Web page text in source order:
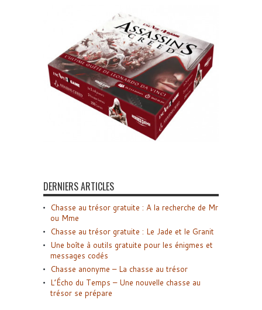
DERNIERS ARTICLES
Chasse au trésor gratuite : A la recherche de Mr
ou Mme
Chasse au trésor gratuite : Le Jade et le Granit
Une boîte à outils gratuite pour les énigmes et
messages codés
Chasse anonyme – La chasse au trésor
L’Écho du Temps – Une nouvelle chasse au
trésor se prépare